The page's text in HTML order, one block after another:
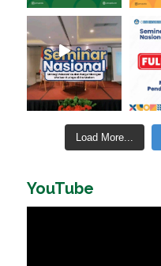
Load More...
YouTube